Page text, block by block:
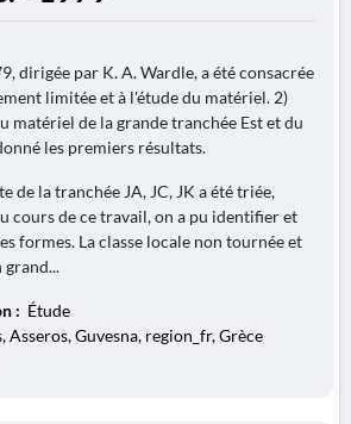
dirigée par K. A. Wardle, a été consacrée
limitée et à l'étude du matériel. 2)
matériel de la grande tranchée Est et du
les premiers résultats.
de la tranchée JA, JC, JK a été triée,
cours de ce travail, on a pu identifier et
formes. La classe locale non tournée et
grand...
: Étude
Asseros, Guvesna, region_fr, Grèce